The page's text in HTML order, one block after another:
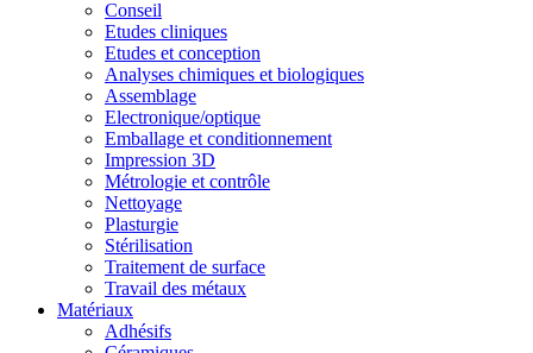
Conseil
Etudes cliniques
Etudes et conception
Analyses chimiques et biologiques
Assemblage
Electronique/optique
Emballage et conditionnement
Impression 3D
Métrologie et contrôle
Nettoyage
Plasturgie
Stérilisation
Traitement de surface
Travail des métaux
Matériaux
Adhésifs